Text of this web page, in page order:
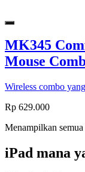
MK345
Mouse
Wireless combo
Rp 629.000
Menampilkan
iPad mana